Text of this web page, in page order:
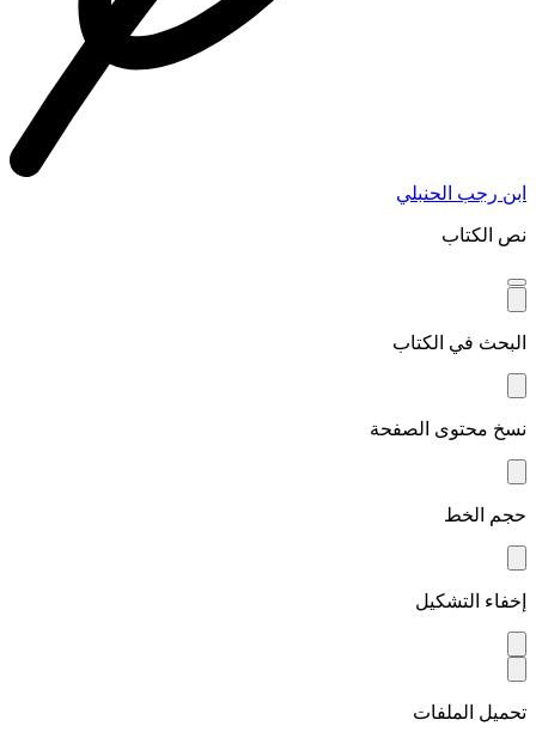
ابن رجب الحنبلي
نص الكتاب
البحث في الكتاب
نسخ محتوى الصفحة
حجم الخط
إخفاء التشكيل
تحميل الملفات